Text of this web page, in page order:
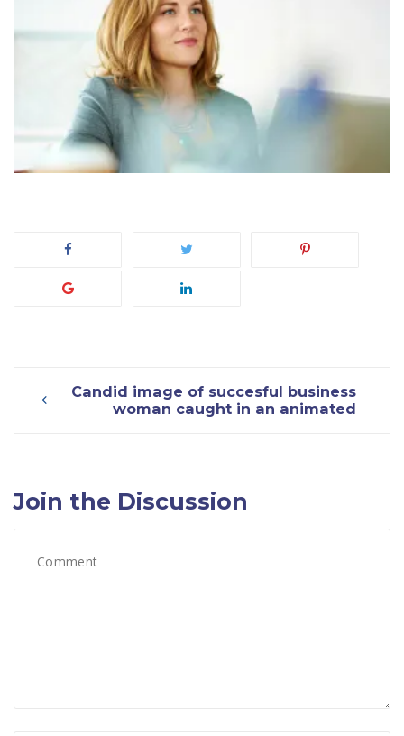
PostCandid image of succesful business
woman caught in an animated
Join the Discussion